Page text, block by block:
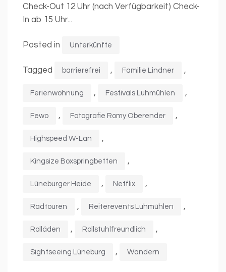
Check-Out 12 Uhr (nach Verfügbarkeit) Check-
In ab 15 Uhr...
Posted in Unterkünfte
Tagged barrierefrei , Familie Lindner ,
Ferienwohnung , Festivals Luhmühlen ,
Fewo , Fotografie Romy Oberender ,
Highspeed W-Lan ,
Kingsize Boxspringbetten ,
Lüneburger Heide , Netflix ,
Radtouren , Reiterevents Luhmühlen ,
Rolläden , Rollstuhlfreundlich ,
Sightseeing Lüneburg , Wandern